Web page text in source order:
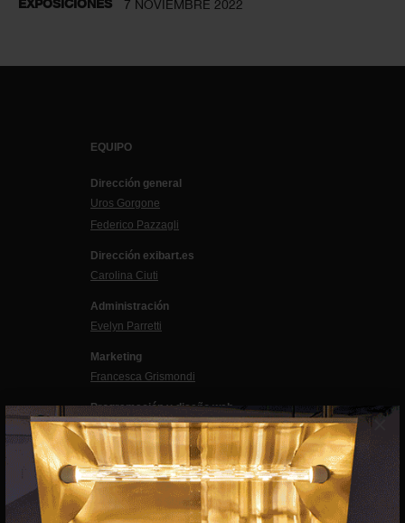
×
7 NOVIEMBRE 2022
EQUIPO
Dirección general
Uros Gorgone
Federico Pazzagli
Dirección exibart.es
Carolina Ciuti
Administración
Evelyn Parretti
Marketing
Francesca Grismondi
Programación y diseño web
Giovanni Costante
Marcello Moi